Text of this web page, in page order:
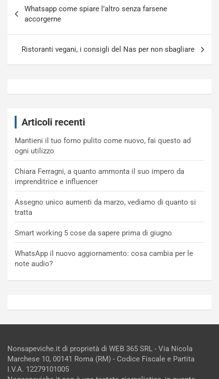
articoli
Whatsapp come spiare l’altro senza farsene
accorgerne
Ristoranti vegani, i consigli del Nas per non sbagliare
Articoli recenti
Mantieni il tuo forno pulito come nuovo, fai questo ad
ogni utilizzo
Chiara Ferragni, a quanto ammonta il suo impero da
imprenditrice e influencer
Assegno unico aumenti da marzo, vediamo di quanto si
tratta
Smart working 5 cose da sapere prima di giugno
WhatsApp il nuovo aggiornamento: cosa cambia per le
note audio?
Nonsapeviche.it di proprietà di WEB 365 SRL - Via Nicola
Marchese 10, 00141 Roma (RM) - Codice Fiscale e Partita
I.V.A. 12279101005